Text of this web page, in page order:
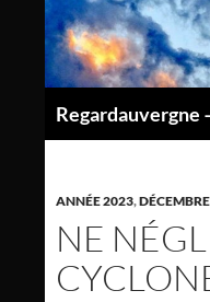
contenu
ANNÉE 2023,
NE